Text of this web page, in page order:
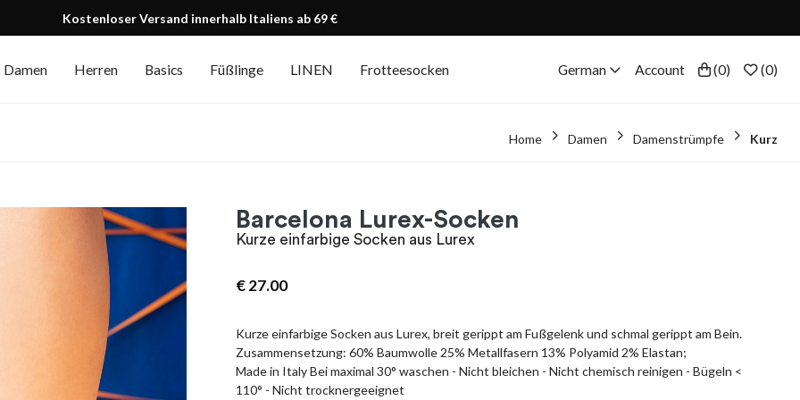
Kostenloser Versand innerhalb Italiens ab 69 €
Damen Herren Basics Füßlinge LINEN Frotteesocken German Account (0) (0)
Home Damen Damenstrümpfe Kurz
Barcelona Lurex-Socken
Kurze einfarbige Socken aus Lurex
€27.00
Kurze einfarbige Socken aus Lurex, breit gerippt am Fußgelenk und schmal gerippt am Bein.
Zusammensetzung: 60% Baumwolle 25% Metallfasern 13% Polyamid 2% Elastan;
Made in Italy Bei maximal 30° waschen - Nicht bleichen - Nicht chemisch reinigen - Bügeln <
110° - Nicht trocknergeeignet